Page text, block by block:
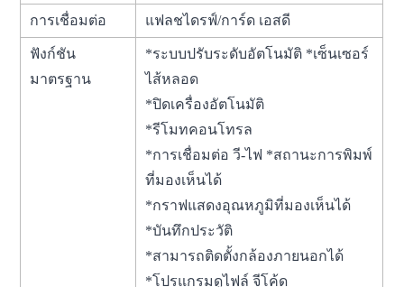
การเชื่อมต่อ แฟลชไดรฟ์/การ์ด เอสดี
ฟังก์ชัน
มาตรฐาน
*ระบบปรับระดับอัตโนมัติ *เซ็นเซอร์
ไส้หลอด
*ปิดเครื่องอัตโนมัติ
*รีโมทคอนโทรล
*การเชื่อมต่อ วี-ไฟ *สถานะการพิมพ์
ที่มองเห็นได้
*กราฟแสดงอุณหภูมิที่มองเห็นได้
*บันทึกประวัติ
*สามารถติดตั้งกล้องภายนอกได้
*โปรแกรมดูไฟล์ จีโค้ด